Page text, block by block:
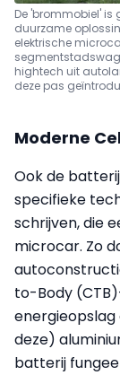
De 'brommobiel' is
duurzame
elektrische
hightech uit
deze pas
Moderne
Ook de
specifieke
schrijven, die
microcar. Zo
to-Body
deze)
batterij